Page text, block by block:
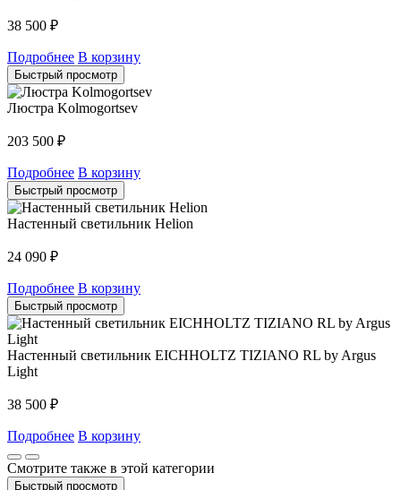
38 500 ₽
Подробнее В корзину
Быстрый просмотр
Люстра Kolmogortsev
203 500 ₽
Подробнее В корзину
Быстрый просмотр
Настенный светильник Helion
24 090 ₽
Подробнее В корзину
Быстрый просмотр
Настенный светильник EICHHOLTZ TIZIANO RL by Argus
Light
38 500 ₽
Подробнее В корзину
Смотрите также в этой категории
Быстрый просмотр